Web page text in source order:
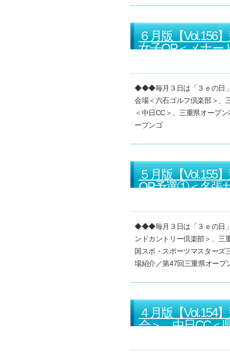
６月版【Vol.156
女子OP＜メナー
◆◆◆毎月３日は「３ｅの日
会場＜六石ゴルフ倶楽部＞、
＜中日CC＞、三重県オープ
ープンゴ
５月版【Vol.155
OP予選①＜名張
◆◆◆毎月３日は「３ｅの日
ンドカントリー倶楽部＞、
国スポ・スポーツマスターズ
場紹介／第47回三重県オープ
４月版【Vol.154
会＞、中日CC＜